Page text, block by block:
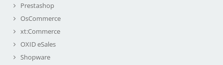
Prestashop
OsCommerce
xt:Commerce
OXID eSales
Shopware